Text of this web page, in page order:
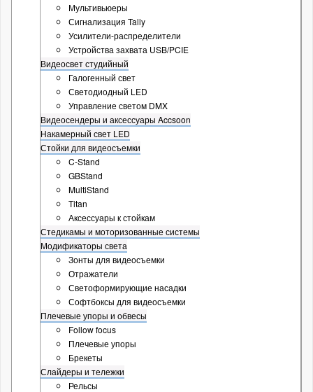
Мультивьюеры
Сигнализация Tally
Усилители-распределители
Устройства захвата USB/PCIE
Видеосвет студийный
Галогенный свет
Светодиодный LED
Управление светом DMX
Видеосендеры и аксессуары Accsoon
Накамерный свет LED
Стойки для видеосъемки
C-Stand
GBStand
MultiStand
Titan
Аксессуары к стойкам
Стедикамы и моторизованные системы
Модификаторы света
Зонты для видеосъемки
Отражатели
Светоформирующие насадки
Софтбоксы для видеосъемки
Плечевые упоры и обвесы
Follow focus
Плечевые упоры
Брекеты
Слайдеры и тележки
Рельсы